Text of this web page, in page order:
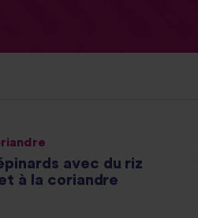
avec du riz
à la coriandre